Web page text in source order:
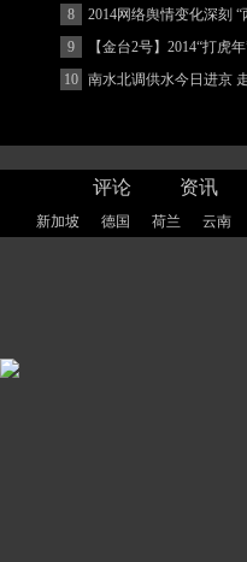
8
2014网络舆情变化深刻
著增强
9
【金台2号】2014“打虎
10 南水北调供水今日进京
评论 资讯
新加坡 德国 荷兰 云南